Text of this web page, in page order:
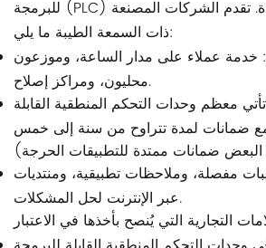
للبرمجة (PLC) متساوية في الجودة. تقدم الشركات المصنعة
ذات السمعة الطيبة ما يلي:
خدمة عملاء على مدار الساعة، وموزعون
محليون، ومراكز إصلاح.
معظم وحدات التحكم المنطقية القابلة
مع ضمانات لمدة تتراوح من سنة إلى خمس
مفصلة، وملاحظات تطبيقية، ومنتديات
عبر الإنترنت لحل المشكلات.